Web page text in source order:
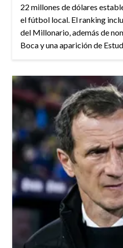
22 millones de dólares
el fútbol local. El ranking
del Millonario, además de
Boca y una aparición de